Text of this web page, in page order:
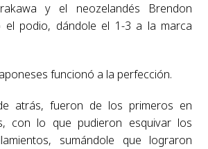
y el neozelandés Brendon
el podio, dándole el 1-3 a la marca
funcionó a la perfección.
atrás, fueron de los primeros en
con lo que pudieron esquivar los
sumándole que lograron